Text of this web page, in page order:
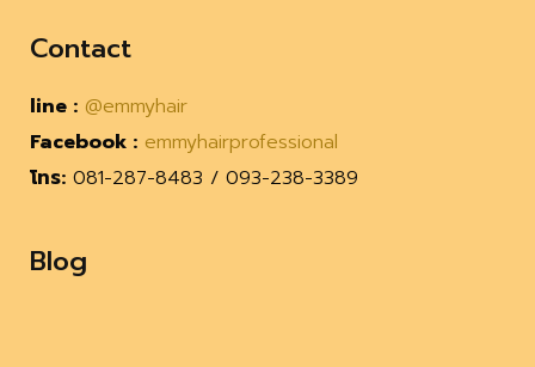
Contact
line : @emmyhair
Facebook : emmyhairprofessional
โทร: 081-287-8483 / 093-238-3389
Blog